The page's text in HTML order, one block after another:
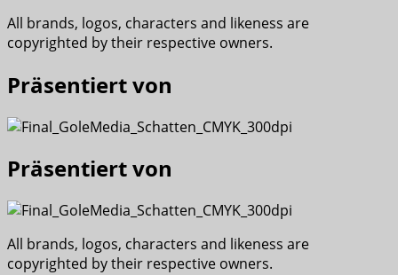
All brands, logos, characters and likeness are
copyrighted by their respective owners.
Präsentiert von
Präsentiert von
All brands, logos, characters and likeness are
copyrighted by their respective owners.